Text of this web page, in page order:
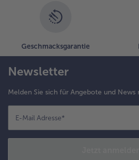
Geschmacksgarantie
Newsletter
Melden Sie sich für Angebote und
E-Mail Adresse*